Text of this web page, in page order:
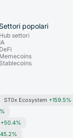
Settori popolari
Hub settori
IA
DeFi
Memecoins
Stablecoins
ST0x Ecosystem +159.5%
+50.4%